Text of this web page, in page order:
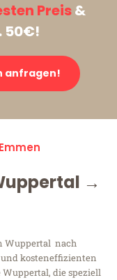
Preis&
50€!
anfragen!
→
Wuppertal nach
kosteneffizienten
die speziell